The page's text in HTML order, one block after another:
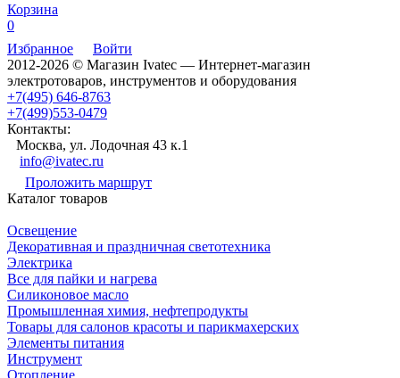
Корзина
0
Избранное
Войти
2012-2026 © Магазин Ivatec — Интернет-магазин
электротоваров, инструментов и оборудования
+7(495) 646-8763
+7(499)553-0479
Контакты:
Москва, ул. Лодочная 43 к.1
info@ivatec.ru
Проложить маршрут
Каталог товаров
Освещение
Декоративная и праздничная светотехника
Электрика
Все для пайки и нагрева
Силиконовое масло
Промышленная химия, нефтепродукты
Товары для салонов красоты и парикмахерских
Элементы питания
Инструмент
Отопление